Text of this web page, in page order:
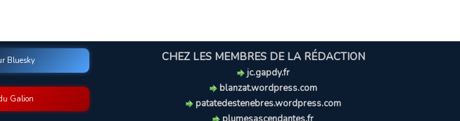
Bluesky
Galion
CHEZ LES MEMBRES DE LA RÉDACTION
jc.gapdy.fr
blanzat.wordpress.com
patatedestenebres.wordpress.com